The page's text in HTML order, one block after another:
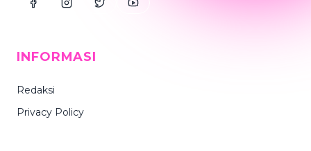
INFORMASI
Redaksi
Privacy Policy